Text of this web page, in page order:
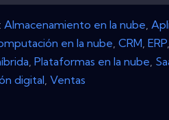
Almacenamiento en la nube,
en la nube,CRM,ERP
,Plataformas en la nube,
digital,Ventas